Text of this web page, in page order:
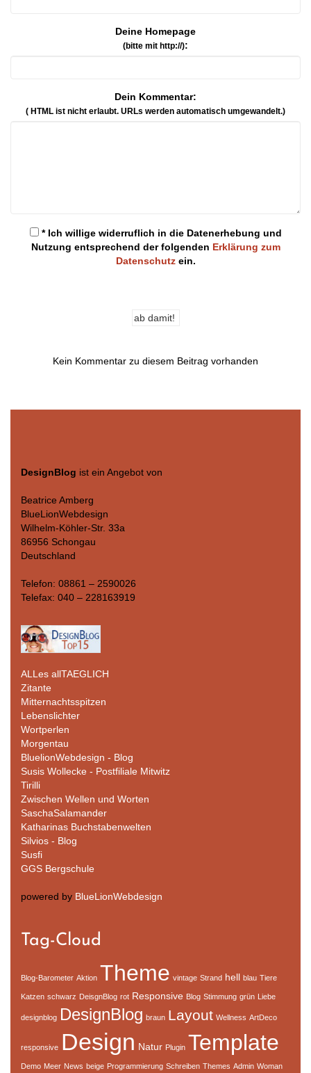
Deine Homepage
(bitte mit http://):
Dein Kommentar:
( HTML ist nicht erlaubt. URLs werden automatisch umgewandelt.)
* Ich willige widerruflich in die Datenerhebung und
Nutzung entsprechend der folgenden Erklärung zum
Datenschutzein.
Kein Kommentar zu diesem Beitrag vorhanden
DesignBlog ist ein Angebot von
Beatrice Amberg
BlueLionWebdesign
Wilhelm-Köhler-Str. 33a
86956 Schongau
Deutschland
Telefon: 08861 – 2590026
Telefax: 040 – 228163919
ALLes allTAEGLICH
Zitante
Mitternachtsspitzen
Lebenslichter
Wortperlen
Morgentau
BluelionWebdesign - Blog
Susis Wollecke - Postfiliale Mitwitz
Tirilli
Zwischen Wellen und Worten
SaschaSalamander
Katharinas Buchstabenwelten
Silvios - Blog
Susfi
GGS Bergschule
powered by BlueLionWebdesign
Tag-Cloud
Blog-Barometer Aktion Theme vintage Strand hell blau Tiere
Katzen schwarz DeisgnBlog rot Responsive Blog Stimmung grün Liebe
designblog DesignBlog braun Layout Wellness ArtDeco
responsive Design Natur Plugin Template
Demo Meer News beige Programmierung Schreiben Themes Admin Woman